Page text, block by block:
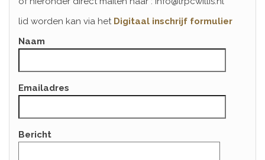
lid worden kan via het Digitaal inschrijf formulier
Naam
Emailadres
Bericht